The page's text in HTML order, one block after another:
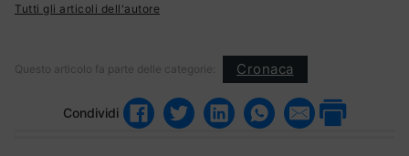
Tutti gli articoli dell'autore
Questo articolo fa parte delle categorie: Cronaca
Condividi